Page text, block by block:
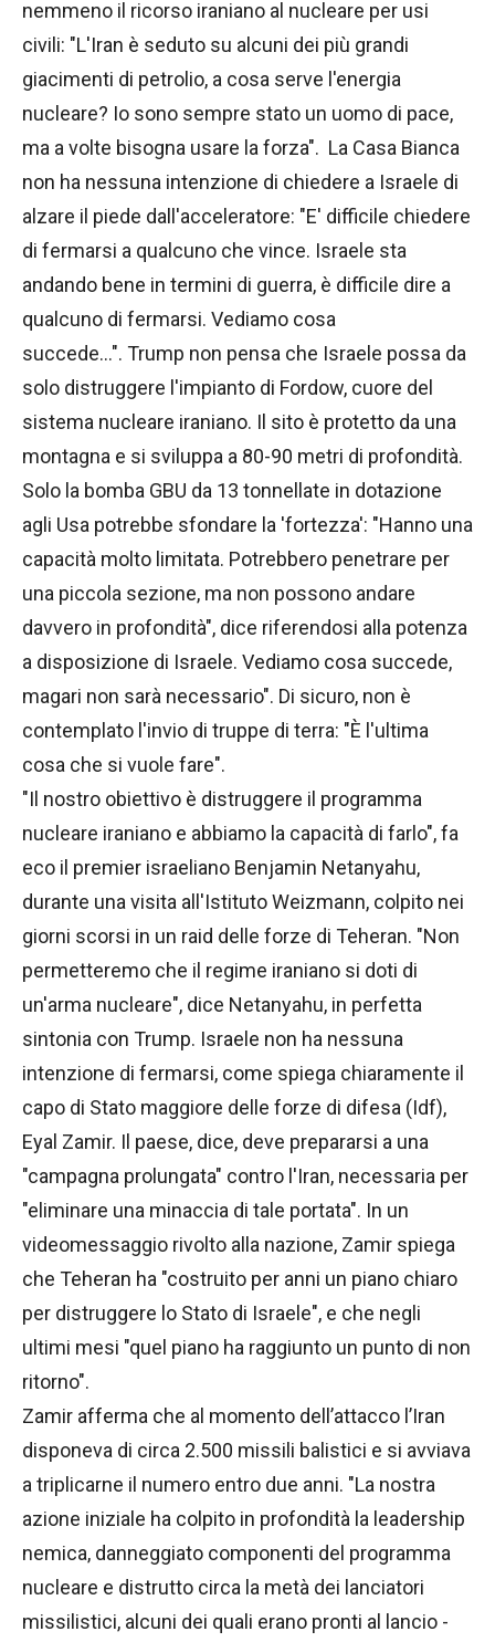
nemmeno il ricorso iraniano al nucleare per usi
civili: "L'Iran è seduto su alcuni dei più grandi
giacimenti di petrolio, a cosa serve l'energia
nucleare? Io sono sempre stato un uomo di pace,
ma a volte bisogna usare la forza". La Casa Bianca
non ha nessuna intenzione di chiedere a Israele di
alzare il piede dall'acceleratore: "E' difficile chiedere
di fermarsi a qualcuno che vince. Israele sta
andando bene in termini di guerra, è difficile dire a
qualcuno di fermarsi. Vediamo cosa
succede…". Trump non pensa che Israele possa da
solo distruggere l'impianto di Fordow, cuore del
sistema nucleare iraniano. Il sito è protetto da una
montagna e si sviluppa a 80-90 metri di profondità.
Solo la bomba GBU da 13 tonnellate in dotazione
agli Usa potrebbe sfondare la 'fortezza': "Hanno una
capacità molto limitata. Potrebbero penetrare per
una piccola sezione, ma non possono andare
davvero in profondità", dice riferendosi alla potenza
a disposizione di Israele. Vediamo cosa succede,
magari non sarà necessario". Di sicuro, non è
contemplato l'invio di truppe di terra: "È l'ultima
cosa che si vuole fare".
"Il nostro obiettivo è distruggere il programma
nucleare iraniano e abbiamo la capacità di farlo", fa
eco il premier israeliano Benjamin Netanyahu,
durante una visita all'Istituto Weizmann, colpito nei
giorni scorsi in un raid delle forze di Teheran. "Non
permetteremo che il regime iraniano si doti di
un'arma nucleare", dice Netanyahu, in perfetta
sintonia con Trump. Israele non ha nessuna
intenzione di fermarsi, come spiega chiaramente il
capo di Stato maggiore delle forze di difesa (Idf),
Eyal Zamir. Il paese, dice, deve prepararsi a una
"campagna prolungata" contro l'Iran, necessaria per
"eliminare una minaccia di tale portata". In un
videomessaggio rivolto alla nazione, Zamir spiega
che Teheran ha "costruito per anni un piano chiaro
per distruggere lo Stato di Israele", e che negli
ultimi mesi "quel piano ha raggiunto un punto di non
ritorno".
Zamir afferma che al momento dell’attacco l’Iran
disponeva di circa 2.500 missili balistici e si avviava
a triplicarne il numero entro due anni. "La nostra
azione iniziale ha colpito in profondità la leadership
nemica, danneggiato componenti del programma
nucleare e distrutto circa la metà dei lanciatori
missilistici, alcuni dei quali erano pronti al lancio -